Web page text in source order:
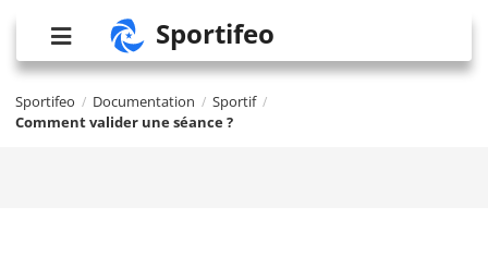
Sportifeo
Sportifeo / Documentation / Sportif /
Comment valider une séance ?